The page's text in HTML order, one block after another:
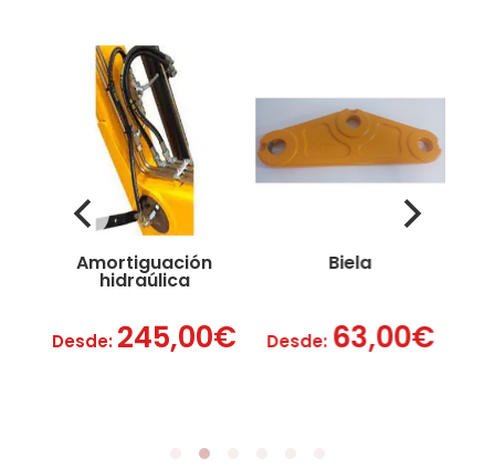
€
Biela
Desde:63,00€
Casquillos
Desde:2,00€